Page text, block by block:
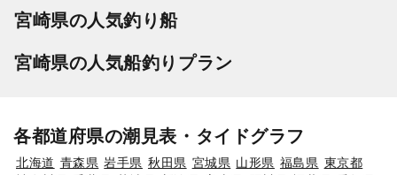
宮崎県の人気釣り船
宮崎県の人気船釣りプラン
各都道府県の潮見表・タイドグラフ
北海道 青森県 岩手県 秋田県 宮城県 山形県 福島県 東京都